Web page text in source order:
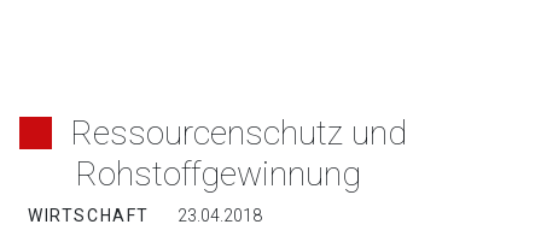
Ressourcenschutz und
Rohstoffgewinnung
WIRTSCHAFT 23.04.2018